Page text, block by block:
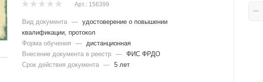
Арт.: 156399
Вид документа — удостоверение о повышении
квалификации, протокол
Форма обучения
— дистанционная
Внесение документа в реестр — ФИС ФРДО
Срок действия документа — 5 лет